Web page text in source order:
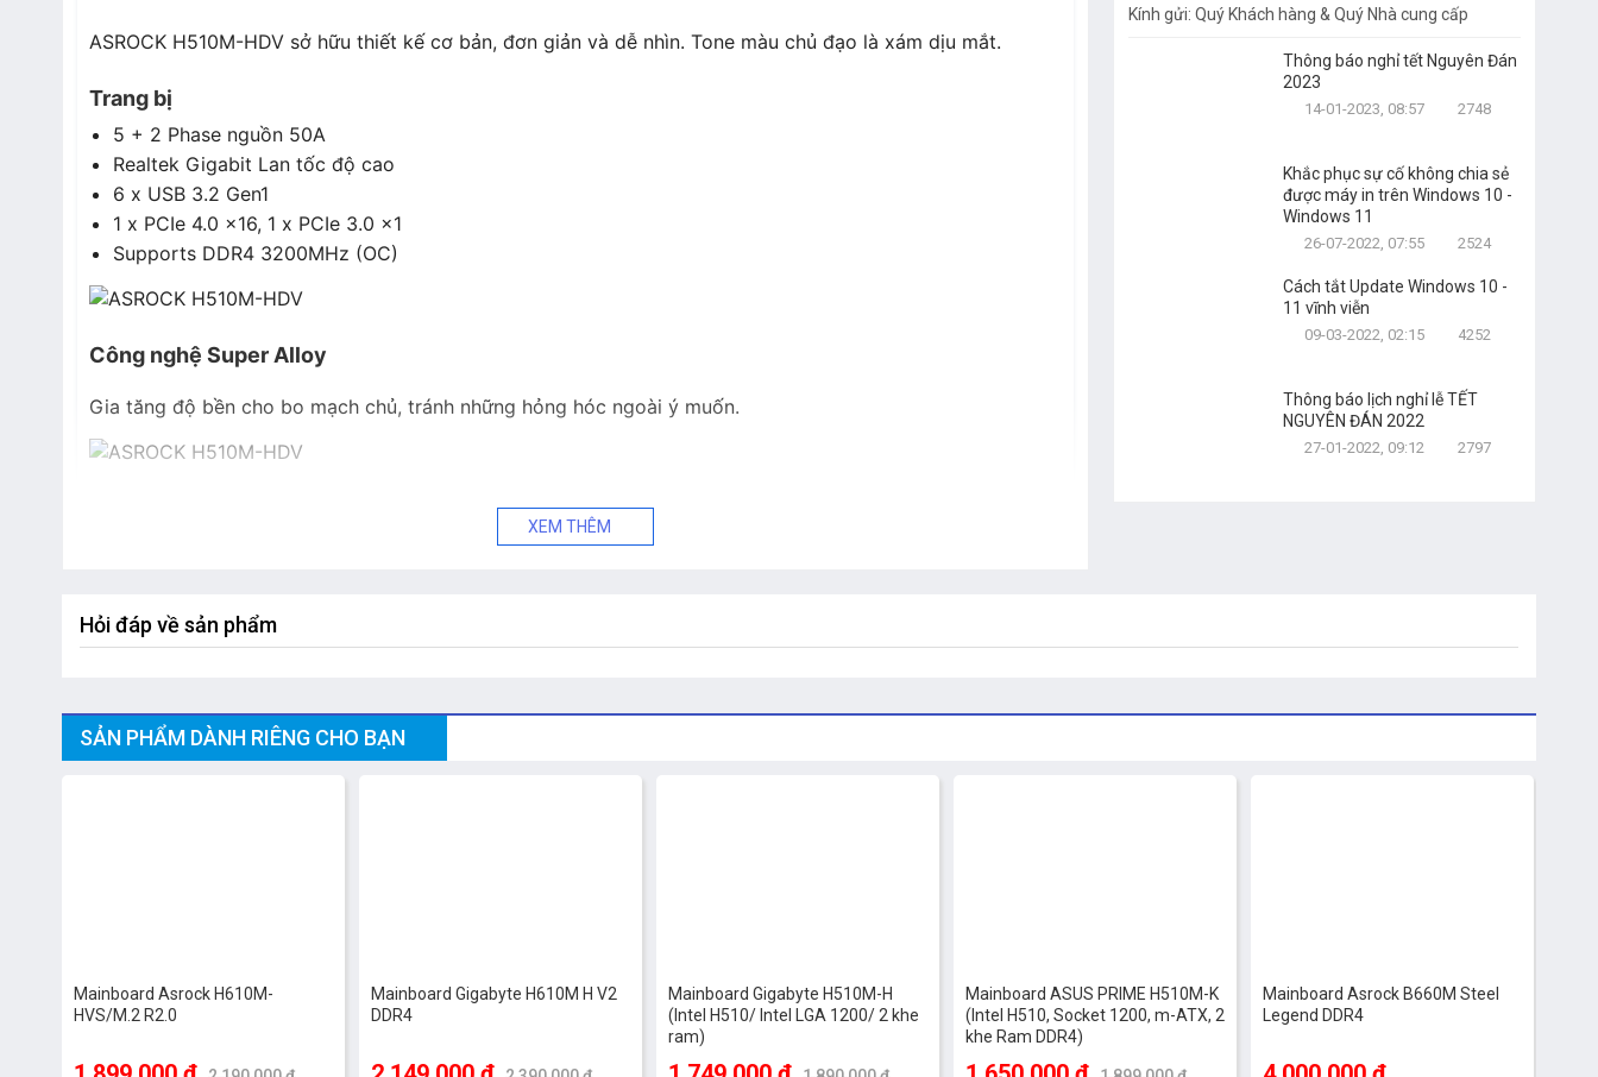
Kính gửi: Quý Khách hàng & Quý Nhà cung cấp
Thông báo nghỉ tết Nguyên Đán
2023
14-01-2023, 08:57 2748
Khắc phục sự cố không chia sẻ
được máy in trên Windows 10 -
Windows 11
26-07-2022, 07:55 2524
Cách tắt Update Windows 10 -
11 vĩnh viễn
09-03-2022, 02:15 4252
Thông báo lịch nghỉ lễ TẾT
NGUYÊN ĐÁN 2022
27-01-2022, 09:12 2797
ASROCK H510M-HDV sở hữu thiết kế cơ bản, đơn giản và dễ nhìn. Tone màu chủ đạo là xám dịu mắt.
Trang bị
5 + 2 Phase nguồn 50A
Realtek Gigabit Lan tốc độ cao
6 x USB 3.2 Gen1
1 x PCIe 4.0 x16, 1 x PCIe 3.0 x1
Supports DDR4 3200MHz (OC)
Công nghệ Super Alloy
Gia tăng độ bền cho bo mạch chủ, tránh những hỏng hóc ngoài ý muốn.
XEM THÊM
Hỏi đáp về sản phẩm
SẢN PHẨM DÀNH RIÊNG CHO BẠN
Mainboard Asrock H610M-
HVS/M.2 R2.0
Mainboard Gigabyte H610M H V2
DDR4
Mainboard Gigabyte H510M-H
(Intel H510/ Intel LGA 1200/ 2 khe
ram)
Mainboard ASUS PRIME H510M-K
(Intel H510, Socket 1200, m-ATX, 2
khe Ram DDR4)
Mainboard Asrock B660M Steel
Legend DDR4